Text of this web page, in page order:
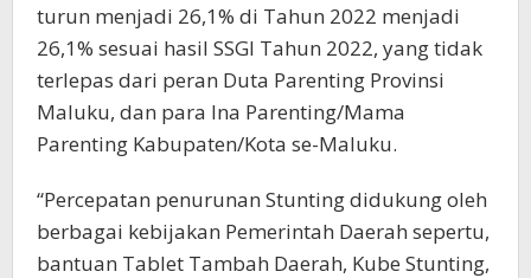
turun menjadi 26,1% di Tahun 2022 menjadi
26,1% sesuai hasil SSGI Tahun 2022, yang tidak
terlepas dari peran Duta Parenting Provinsi
Maluku, dan para Ina Parenting/Mama
Parenting Kabupaten/Kota se-Maluku.
“Percepatan penurunan Stunting didukung oleh
berbagai kebijakan Pemerintah Daerah sepertu,
bantuan Tablet Tambah Daerah, Kube Stunting,